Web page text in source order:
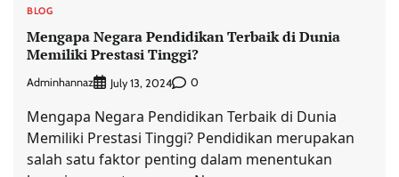
BLOG
Mengapa Negara Pendidikan Terbaik di Dunia
Memiliki Prestasi Tinggi?
Adminhannaz July 13, 2024 0
Mengapa Negara Pendidikan Terbaik di Dunia
Memiliki Prestasi Tinggi? Pendidikan merupakan
salah satu faktor penting dalam menentukan